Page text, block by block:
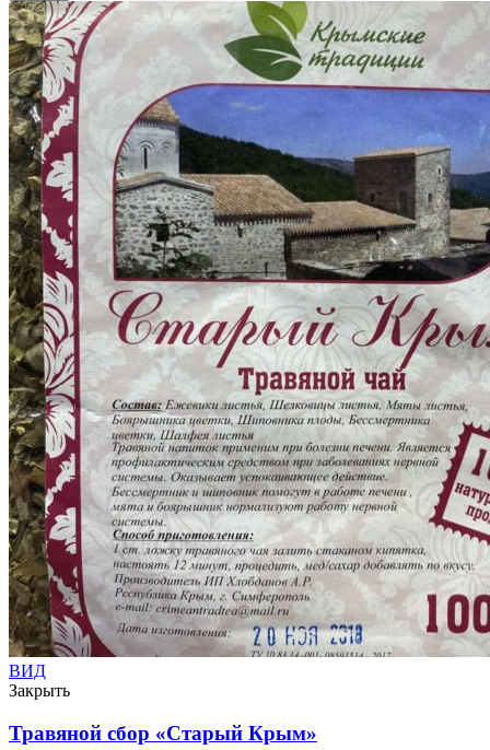
ВИД
Закрыть
Травяной сбор «Старый Крым»